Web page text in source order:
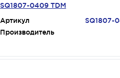
SQ1807-0409 TDM
Артикул
SQ1807-
Производитель